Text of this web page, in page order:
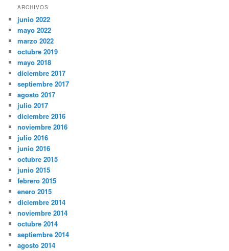
n
d
e
e
n
t
r
a
d
a
s
ARCHIVOS
junio 2022
mayo 2022
marzo 2022
octubre 2019
mayo 2018
diciembre 2017
septiembre 2017
agosto 2017
julio 2017
diciembre 2016
noviembre 2016
julio 2016
junio 2016
octubre 2015
junio 2015
febrero 2015
enero 2015
diciembre 2014
noviembre 2014
octubre 2014
septiembre 2014
agosto 2014